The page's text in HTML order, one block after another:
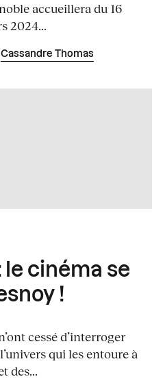
accueillera du 16
2024...
Cassandre Thomas
le cinéma se
!
cessé d’interroger
qui les entoure à
des...